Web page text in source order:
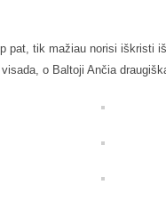
tik mažiau norisi iškristi
o Baltoji Ančia